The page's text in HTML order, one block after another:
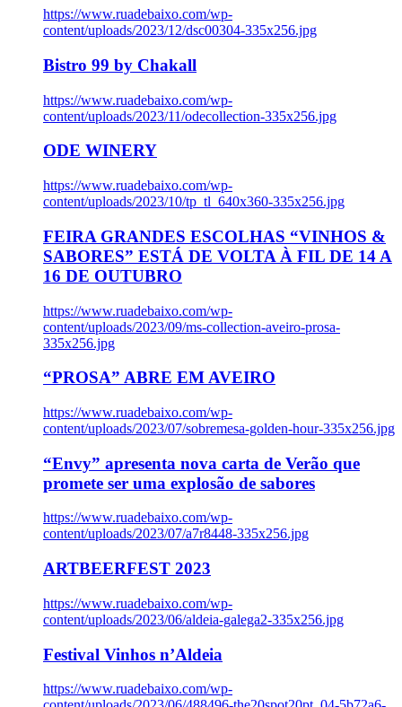
https://www.ruadebaixo.com/wp-
content/uploads/2023/12/dsc00304-335x256.jpg
Bistro 99 by Chakall
https://www.ruadebaixo.com/wp-
content/uploads/2023/11/odecollection-335x256.jpg
ODE WINERY
https://www.ruadebaixo.com/wp-
content/uploads/2023/10/tp_tl_640x360-335x256.jpg
FEIRA GRANDES ESCOLHAS “VINHOS &
SABORES” ESTÁ DE VOLTA À FIL DE 14 A
16 DE OUTUBRO
https://www.ruadebaixo.com/wp-
content/uploads/2023/09/ms-collection-aveiro-prosa-
335x256.jpg
“PROSA” ABRE EM AVEIRO
https://www.ruadebaixo.com/wp-
content/uploads/2023/07/sobremesa-golden-hour-335x256.jpg
“Envy” apresenta nova carta de Verão que
promete ser uma explosão de sabores
https://www.ruadebaixo.com/wp-
content/uploads/2023/07/a7r8448-335x256.jpg
ARTBEERFEST 2023
https://www.ruadebaixo.com/wp-
content/uploads/2023/06/aldeia-galega2-335x256.jpg
Festival Vinhos n’Aldeia
https://www.ruadebaixo.com/wp-